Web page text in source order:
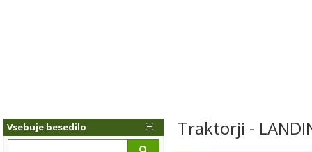
Vsebuje besedilo Traktorji -